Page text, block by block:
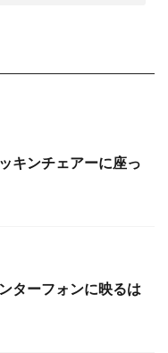
キンチェアーに座っ
ターフォンに映るは